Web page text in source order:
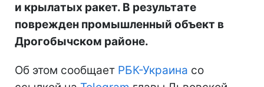
и крылатых ракет. В результате
поврежден промышленный объект в
Дрогобычском районе.
Об этом сообщает РБК-Украина со